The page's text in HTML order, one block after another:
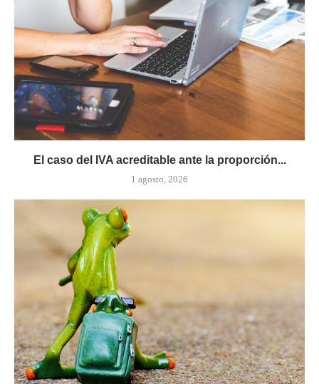
El caso del IVA acreditable ante la proporción...
1 agosto, 2026